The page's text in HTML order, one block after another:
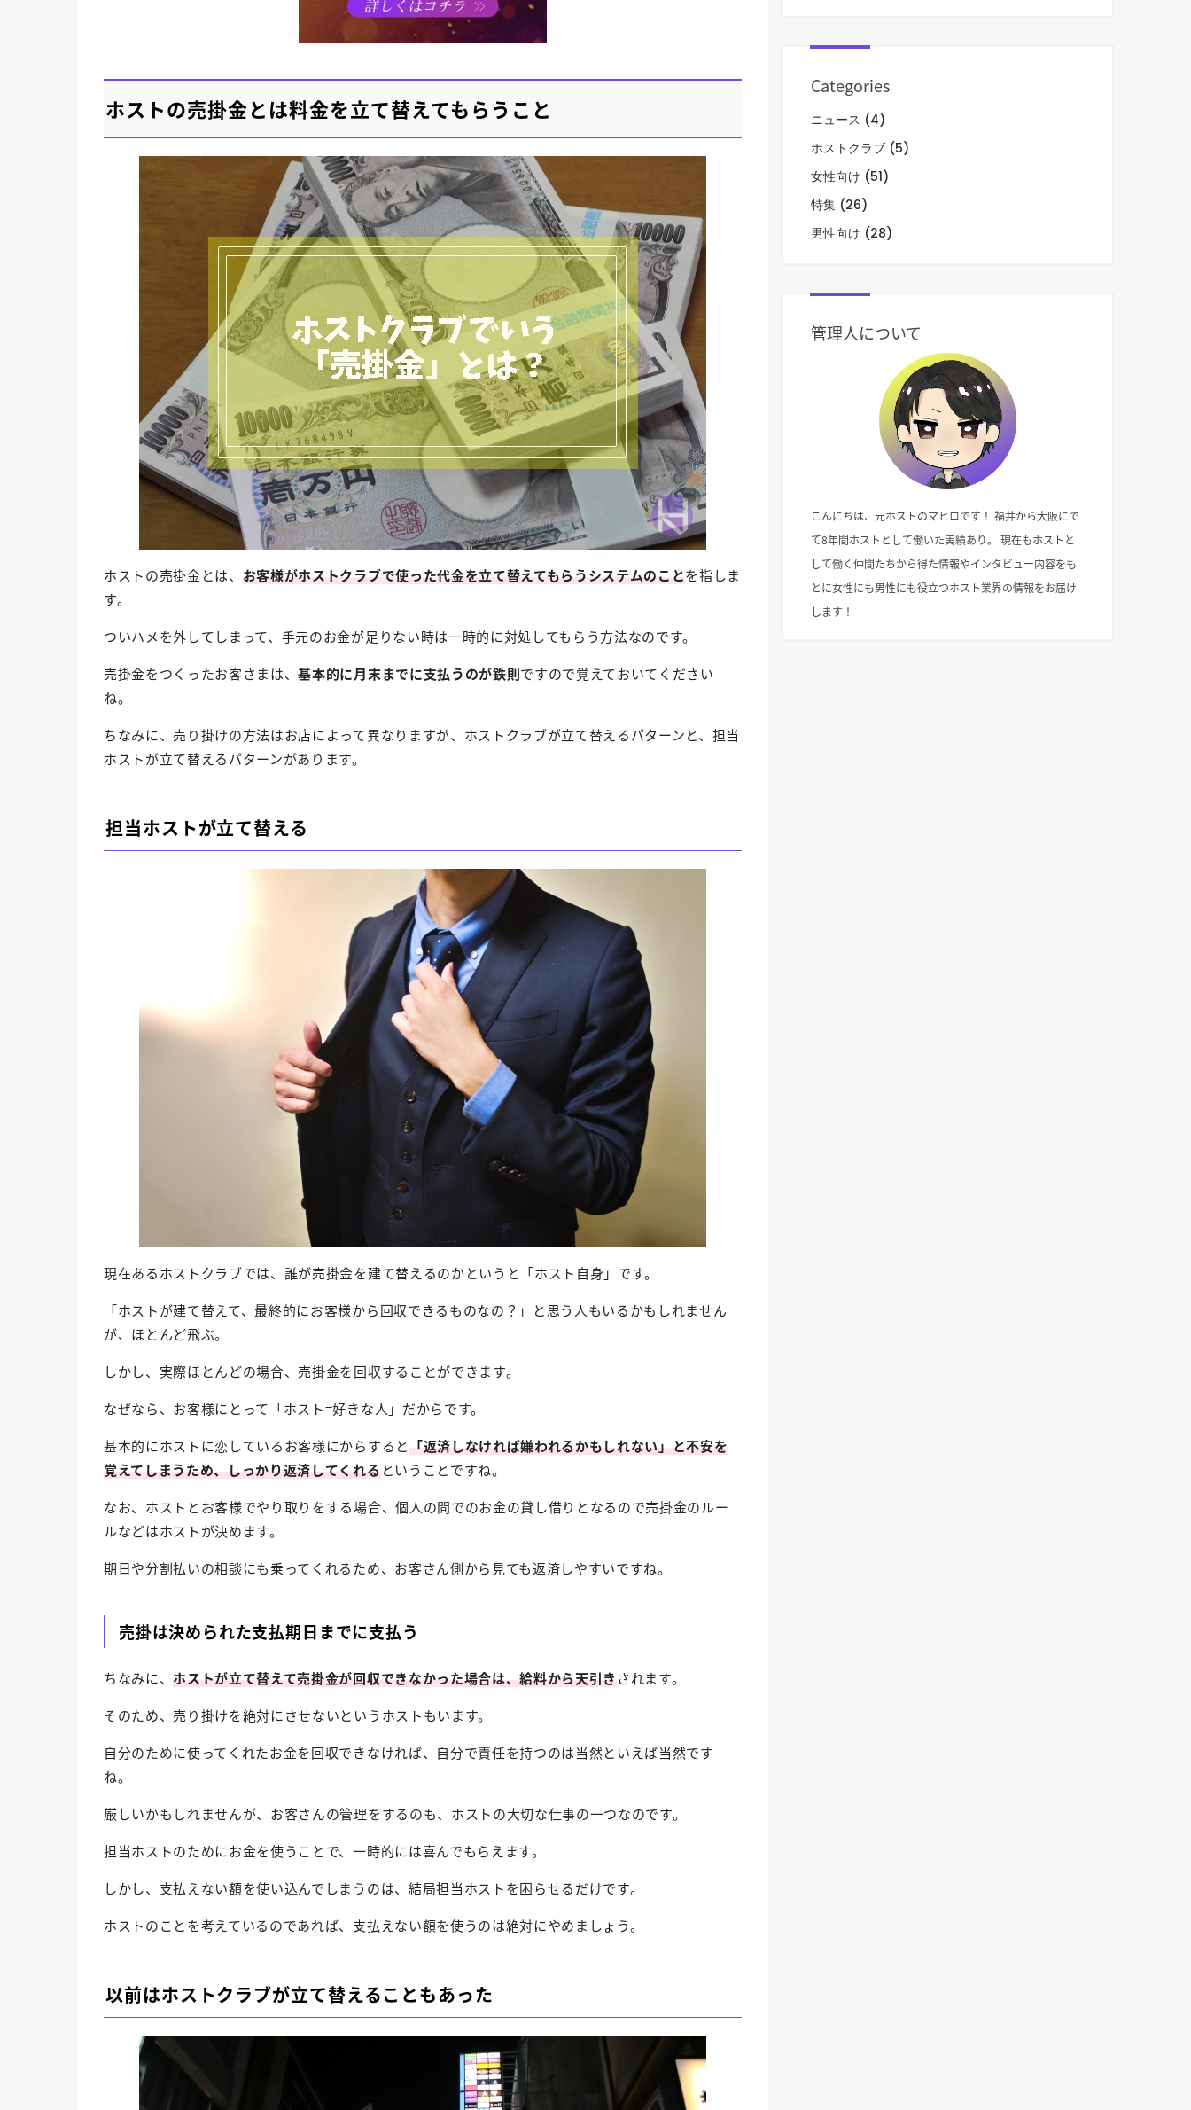
ホストの売掛金とは料金を立て替えてもらうこと
ホストの売掛金とは、 お客様がホストクラブで使った代金を立て替えてもらうシステムのことを指しま
す。
ついハメを外してしまって、手元のお金が足りない時は一時的に対処してもらう方法なのです。
売掛金をつくったお客さまは、基本的に月末までに支払うのが鉄則ですので覚えておいてください
ね。
ちなみに、売り掛けの方法はお店によって異なりますが、ホストクラブが立て替えるパターンと、担当
ホストが立て替えるパターンがあります。
担当ホストが立て替える
現在あるホストクラブでは、誰が売掛金を建て替えるのかというと「ホスト自身」です。
「ホストが建て替えて、最終的にお客様から回収できるものなの？」と思う人もいるかもしれません
が、ほとんど飛ぶ。
しかし、実際ほとんどの場合、売掛金を回収することができます。
なぜなら、お客様にとって「ホスト=好きな人」だからです。
基本的にホストに恋しているお客様にからすると「返済しなければ嫌われるかもしれない」と不安を
覚えてしまうため、しっかり返済してくれるということですね。
なお、ホストとお客様でやり取りをする場合、個人の間でのお金の貸し借りとなるので売掛金のルー
ルなどはホストが決めます。
期日や分割払いの相談にも乗ってくれるため、お客さん側から見ても返済しやすいですね。
売掛は決められた支払期日までに支払う
ちなみに、ホストが立て替えて売掛金が回収できなかった場合は、給料から天引きされます。
そのため、売り掛けを絶対にさせないというホストもいます。
自分のために使ってくれたお金を回収できなければ、自分で責任を持つのは当然といえば当然です
ね。
厳しいかもしれませんが、お客さんの管理をするのも、ホストの大切な仕事の一つなのです。
担当ホストのためにお金を使うことで、一時的には喜んでもらえます。
しかし、支払えない額を使い込んでしまうのは、結局担当ホストを困らせるだけです。
ホストのことを考えているのであれば、支払えない額を使うのは絶対にやめましょう。
以前はホストクラブが立て替えることもあった
Categories
ニュース (4)
ホストクラブ (5)
女性向け (51)
特集 (26)
男性向け (28)
管理人について
こんにちは、元ホストのマヒロです！ 福井から大阪にで
て8年間ホストとして働いた実績あり。 現在もホストと
して働く仲間たちから得た情報やインタビュー内容をも
とに女性にも男性にも役立つホスト業界の情報をお届け
します！